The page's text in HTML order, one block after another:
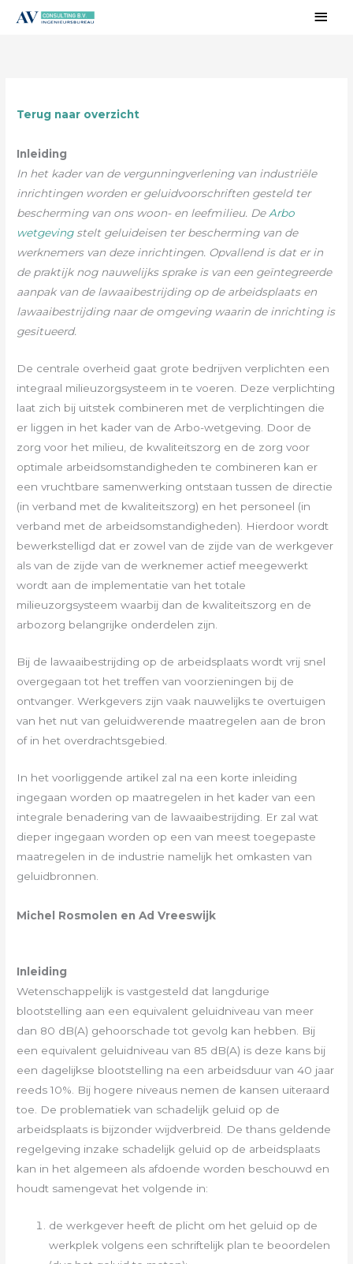
Terug naar overzicht
Inleiding
In het kader van de vergunningverlening van industriële
inrichtingen worden er geluidvoorschriften gesteld ter
bescherming van ons woon- en leefmilieu. De Arbo
wetgevingstelt geluideisen ter bescherming van de
werknemers van deze inrichtingen. Opvallend is dat er in
de praktijk nog nauwelijks sprake is van een geïntegreerde
aanpak van de lawaaibestrijding op de arbeidsplaats en
lawaaibestrijding naar de omgeving waarin de inrichting is
gesitueerd.
De centrale overheid gaat grote bedrijven verplichten een
integraal milieuzorgsysteem in te voeren. Deze verplichting
laat zich bij uitstek combineren met de verplichtingen die
er liggen in het kader van de Arbo-wetgeving. Door de
zorg voor het milieu, de kwaliteitszorg en de zorg voor
optimale arbeidsomstandigheden te combineren kan er
een vruchtbare samenwerking ontstaan tussen de directie
(in verband met de kwaliteitszorg) en het personeel (in
verband met de arbeidsomstandigheden). Hierdoor wordt
bewerkstelligd dat er zowel van de zijde van de werkgever
als van de zijde van de werknemer actief meegewerkt
wordt aan de implementatie van het totale
milieuzorgsysteem waarbij dan de kwaliteitszorg en de
arbozorg belangrijke onderdelen zijn.
Bij de lawaaibestrijding op de arbeidsplaats wordt vrij snel
overgegaan tot het treffen van voorzieningen bij de
ontvanger. Werkgevers zijn vaak nauwelijks te overtuigen
van het nut van geluidwerende maatregelen aan de bron
of in het overdrachtsgebied.
In het voorliggende artikel zal na een korte inleiding
ingegaan worden op maatregelen in het kader van een
integrale benadering van de lawaaibestrijding. Er zal wat
dieper ingegaan worden op een van meest toegepaste
maatregelen in de industrie namelijk het omkasten van
geluidbronnen.
Michel Rosmolen en Ad Vreeswijk
Inleiding
Wetenschappelijk is vastgesteld dat langdurige
blootstelling aan een equivalent geluidniveau van meer
dan 80 dB(A) gehoorschade tot gevolg kan hebben. Bij
een equivalent geluidniveau van 85 dB(A) is deze kans bij
een dagelijkse blootstelling na een arbeidsduur van 40 jaar
reeds 10%. Bij hogere niveaus nemen de kansen uiteraard
toe. De problematiek van schadelijk geluid op de
arbeidsplaats is bijzonder wijdverbreid. De thans geldende
regelgeving inzake schadelijk geluid op de arbeidsplaats
kan in het algemeen als afdoende worden beschouwd en
houdt samengevat het volgende in:
de werkgever heeft de plicht om het geluid op de
werkplek volgens een schriftelijk plan te beoordelen